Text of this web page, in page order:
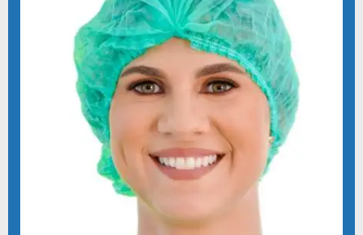
CAPOTE HOSPITALAR DESCARTAVEL
CAPOTE DE TNT
COMPRAR KIT CIRÚRGICO DESCARTÁVEL
COMPRAR LENÇOL DESCARTAVEL TNT
COMPRAR TOUCA DESCARTÁVEL 100 UNIDADES
COMPRAR TOUCA DESCARTÁVEL TNT
COTAÇÃO KIT CIRÚRGICO DESCARTÁVEL
DESCARTÁVEIS PARA CLÍNICAS E HOSPITAIS